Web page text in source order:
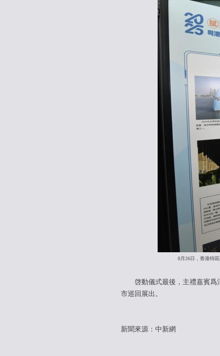
8月26日，香港特
啓動儀式最後，主禮嘉賓爲活
市巡回展出。
新聞來源：中新網